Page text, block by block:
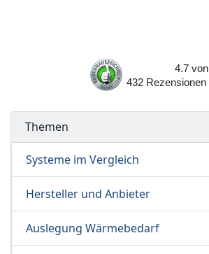
4.7 von
432
Rezensionen
Themen
Systeme im Vergleich
Hersteller und Anbieter
Auslegung Wärmebedarf